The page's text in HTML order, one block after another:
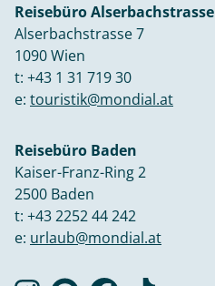
Reisebüro Alserbachstrasse
Alserbachstrasse 7
1090 Wien
t: +43 1 31 719 30
e: touristik@mondial.at
Reisebüro Baden
Kaiser-Franz-Ring 2
2500 Baden
t: +43 2252 44 242
e: urlaub@mondial.at